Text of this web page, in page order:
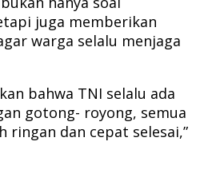
juga memberikan
warga selalu menjaga
bahwa TNI selalu ada
gotong- royong, semua
ringan dan cepat selesai,”